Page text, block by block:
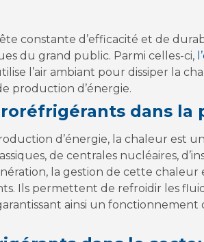
constante d’efficacité et de
du grand public. Parmi celles-ci,
l’air ambiant pour dissiper la
production d’énergie.
dans la
d’énergie, la chaleur est
de centrales nucléaires,
la gestion de cette chaleur
Ils permettent de refroidir les
ainsi un fonctionnement